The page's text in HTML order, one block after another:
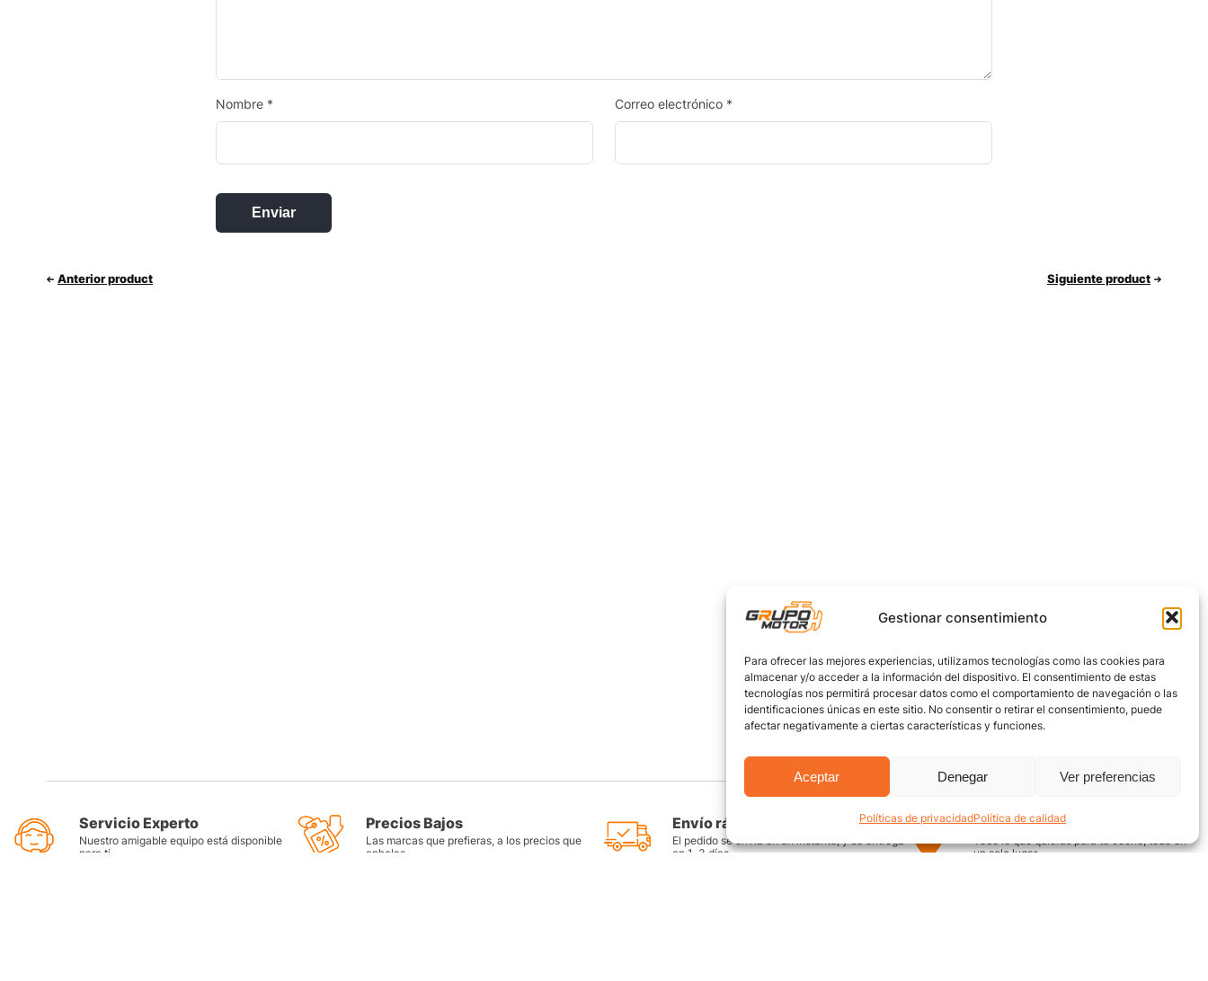
Gestionar consentimiento
Para ofrecer las mejores experiencias, utilizamos tecnologías como las cookies para
almacenar y/o acceder a la información del dispositivo. El consentimiento de estas
tecnologías nos permitirá procesar datos como el comportamiento de navegación o las
identificaciones únicas en este sitio. No consentir o retirar el consentimiento, puede
afectar negativamente a ciertas características y funciones.
Aceptar Denegar Ver preferencias
Políticas de privacidadPolítica de calidad
Nombre * Correo electrónico *
Anterior product Siguiente product
Servicio Experto
Nuestro amigable equipo está disponible
para ti
Precios Bajos
Las marcas que prefieras, a los precios que
anhelas
Envío rápido y seguro
El pedido se envía en un instante, y se entrega
en 1-3 días
Encuentra aquí
Todo lo que quieras para tu coche, todo en
un solo lugar